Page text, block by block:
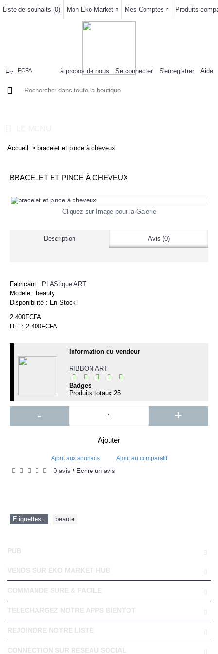
Liste de souhaits (0) Mon Eko Market Mes Comptes Produits
FCFA à propos de nous Se connecter S'enregistrer Aide
Accueil bracelet et pince à cheveux
BRACELET ET PINCE À CHEVEUX
Cliquez sur Image pour la Galerie
Description Avis (0)
Fabricant : PLAStique ART
Modèle : beauty
Disponibilité : En Stock
2 400FCFA
H.T : 2 400FCFA
Information du vendeur
RIBBON ART
Badges
Produits totaux 25
- +
Ajouter
Ajout aux souhaits Ajout au comparatif
0 avis / Écrire un avis
Etiquettes : beaute
PUB
VENDS SUR EKO MARKET HUB
COMMANDE SURE & FACILE
TELECHARGEZ NOTRE APPS BIENTOT
REJOINDRE NOTRE LISTE
CONNECTION SUR RESEAU SOCIAL